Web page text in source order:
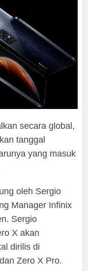
secara global,
tanggal
yang masuk
oleh Sergio
Manager Infinix
Sergio
X akan
dirilis di
Zero X Pro.